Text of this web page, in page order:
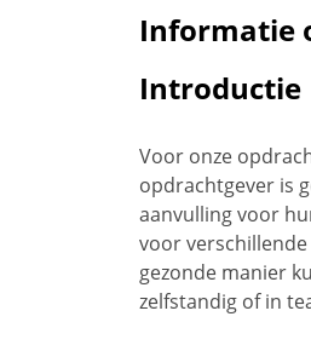
Informatie
Introductie
Voor onze
opdrachtgever is
aanvulling voor
voor
gezonde manier
zelfstandig of in